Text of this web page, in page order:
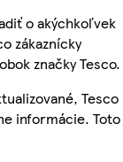
o akýchkoľvek
zákaznícky
značky Tesco.
Tesco
informácie. Toto